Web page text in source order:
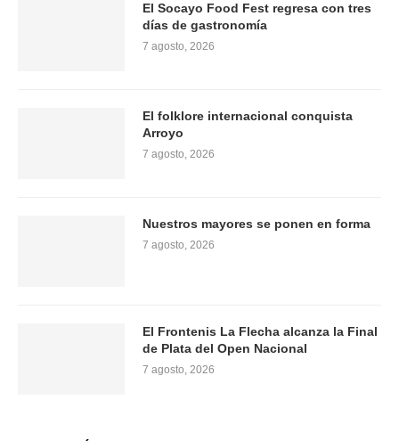
El Socayo Food Fest regresa con tres
días de gastronomía
7 agosto, 2026
El folklore internacional conquista
Arroyo
7 agosto, 2026
Nuestros mayores se ponen en forma
7 agosto, 2026
El Frontenis La Flecha alcanza la Final
de Plata del Open Nacional
7 agosto, 2026